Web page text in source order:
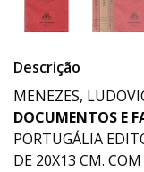
Descrição
MENEZES,
DOCUMENTOS E
PORTUGÁLIA
DE 20X13 CM.